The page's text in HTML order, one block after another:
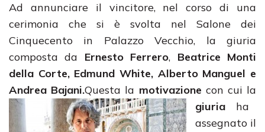
Ad annunciare il vincitore, nel corso di una
cerimonia che si è svolta nel Salone dei
Cinquecento in Palazzo Vecchio, la giuria
composta da Ernesto Ferrero, Beatrice Monti
della Corte, Edmund White, Alberto Manguel e
Andrea Bajani.Questa la motivazione con cui la
giuria ha
assegnato il